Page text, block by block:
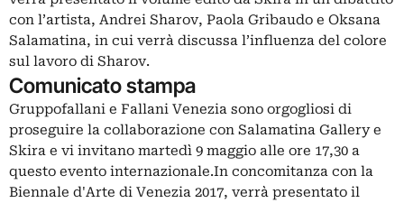
con l’artista, Andrei Sharov, Paola Gribaudo e Oksana
Salamatina, in cui verrà discussa l’influenza del colore
sul lavoro di Sharov.
Comunicato stampa
Gruppofallani e Fallani Venezia sono orgogliosi di
proseguire la collaborazione con Salamatina Gallery e
Skira e vi invitano martedì 9 maggio alle ore 17,30 a
questo evento internazionale.In concomitanza con la
Biennale d'Arte di Venezia 2017, verrà presentato il